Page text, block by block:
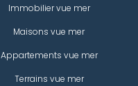
Immobilier vue mer
Maisons vue mer
Appartements vue mer
Terrains vue mer